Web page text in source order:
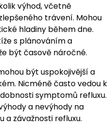
výhod, včetně
trávení. Mohou
hladiny během dne.
s plánováním a
být časově náročné.
být uspokojivější a
Nicméně často vedou k
symptomů refluxu.
a nevýhody na
a závažnosti refluxu.